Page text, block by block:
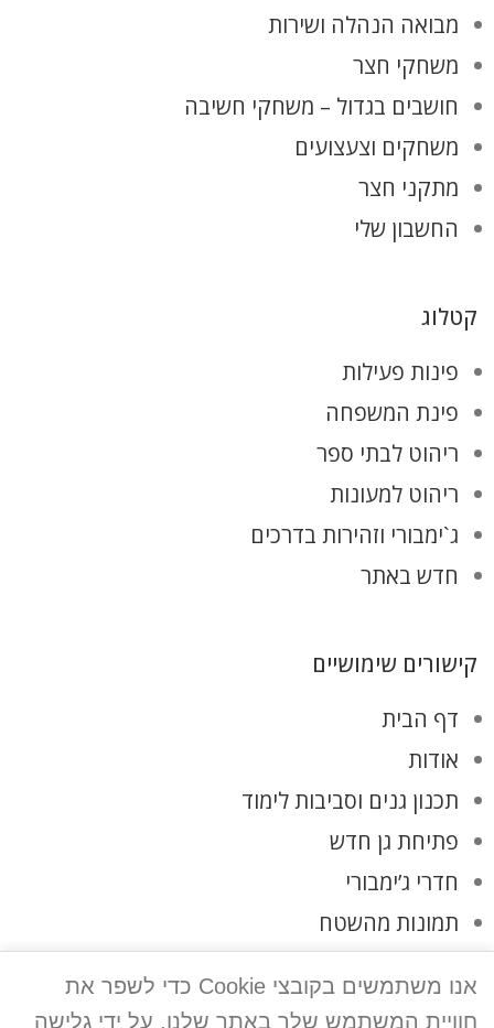
מבואה הנהלה ושירות
משחקי חצר
חושבים בגדול – משחקי חשיבה
משחקים וצעצועים
מתקני חצר
החשבון שלי
קטלוג
פינות פעילות
פינת המשפחה
ריהוט לבתי ספר
ריהוט למעונות
ג`ימבורי וזהירות בדרכים
חדש באתר
קישורים שימושיים
דף הבית
אודות
תכנון גנים וסביבות לימוד
פתיחת גן חדש
חדרי ג’ימבורי
תמונות מהשטח
אנו משתמשים בקובצי Cookie כדי לשפר את
חוויית המשתמש שלך באתר שלנו. על ידי גלישה